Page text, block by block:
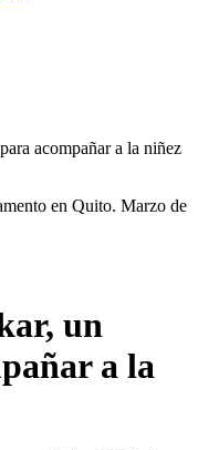
acompañar a la niñez
un
a la